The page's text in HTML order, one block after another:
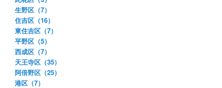
生野区（7）
住吉区（16）
東住吉区（7）
平野区（5）
西成区（7）
天王寺区（35）
阿倍野区（25）
港区（7）